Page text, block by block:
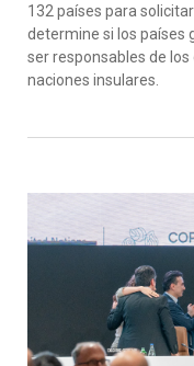
132 países para
determine si los países
ser responsables de
naciones insulares.